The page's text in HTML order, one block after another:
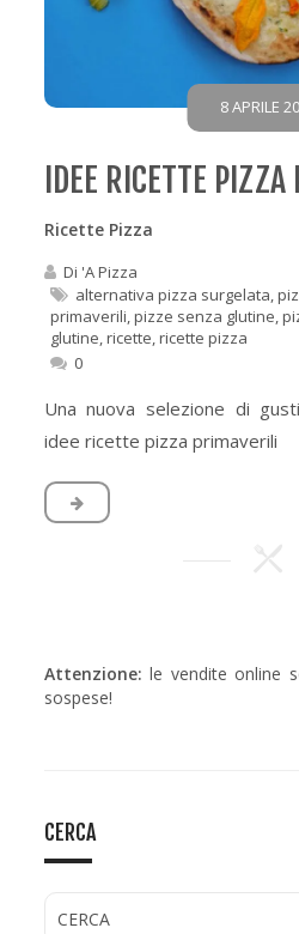
8 APRILE
IDEE RICETTE
Ricette Pizza
Di 'A Pizza
alternativa pizza surgelata,
primaverili,pizze senza glutine,
glutine,ricette,ricette pizza
0
Una nuova selezione di
idee ricette pizza primaverili
Attenzione: le vendite online
sospese!
CERCA